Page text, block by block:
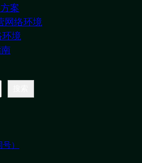
案
网络环境
境
）